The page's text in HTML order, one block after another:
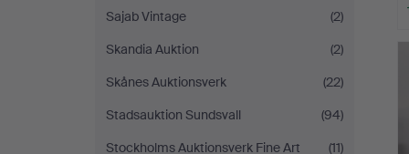
Sajab Vintage
(2)
Skandia Auktion
(2)
Skånes Auktionsverk
(22)
Stadsauktion Sundsvall
(94)
Stockholms Auktionsverk Fine Art
(11)